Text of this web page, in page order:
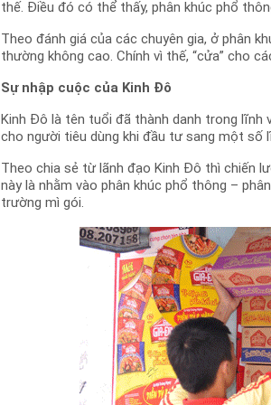
thế. Điều đó có thể thấy, phân khúc phổ
Theo đánh giá của các chuyên gia, ở phân
thường không cao. Chính vì thế, “cửa” cho
Sự nhập cuộc của Kinh Đô
Kinh Đô là tên tuổi đã thành danh trong lĩnh
cho người tiêu dùng khi đầu tư sang một số
Theo chia sẻ từ lãnh đạo Kinh Đô thì chiến
này là nhằm vào phân khúc phổ thông –
trường mì gói.